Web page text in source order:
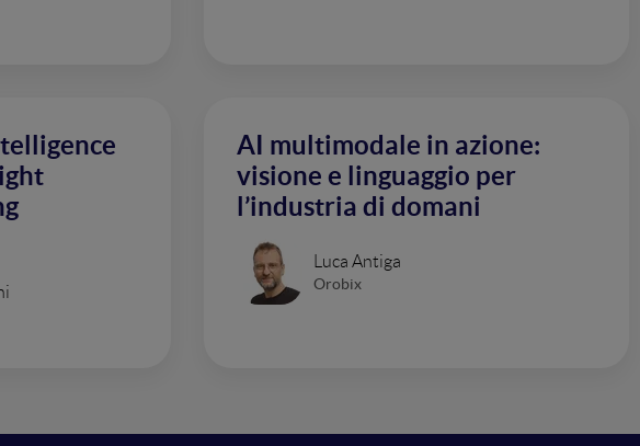
AI multimodale in azione:
visione e linguaggio per
l’industria di domani
Luca Antiga
Orobix